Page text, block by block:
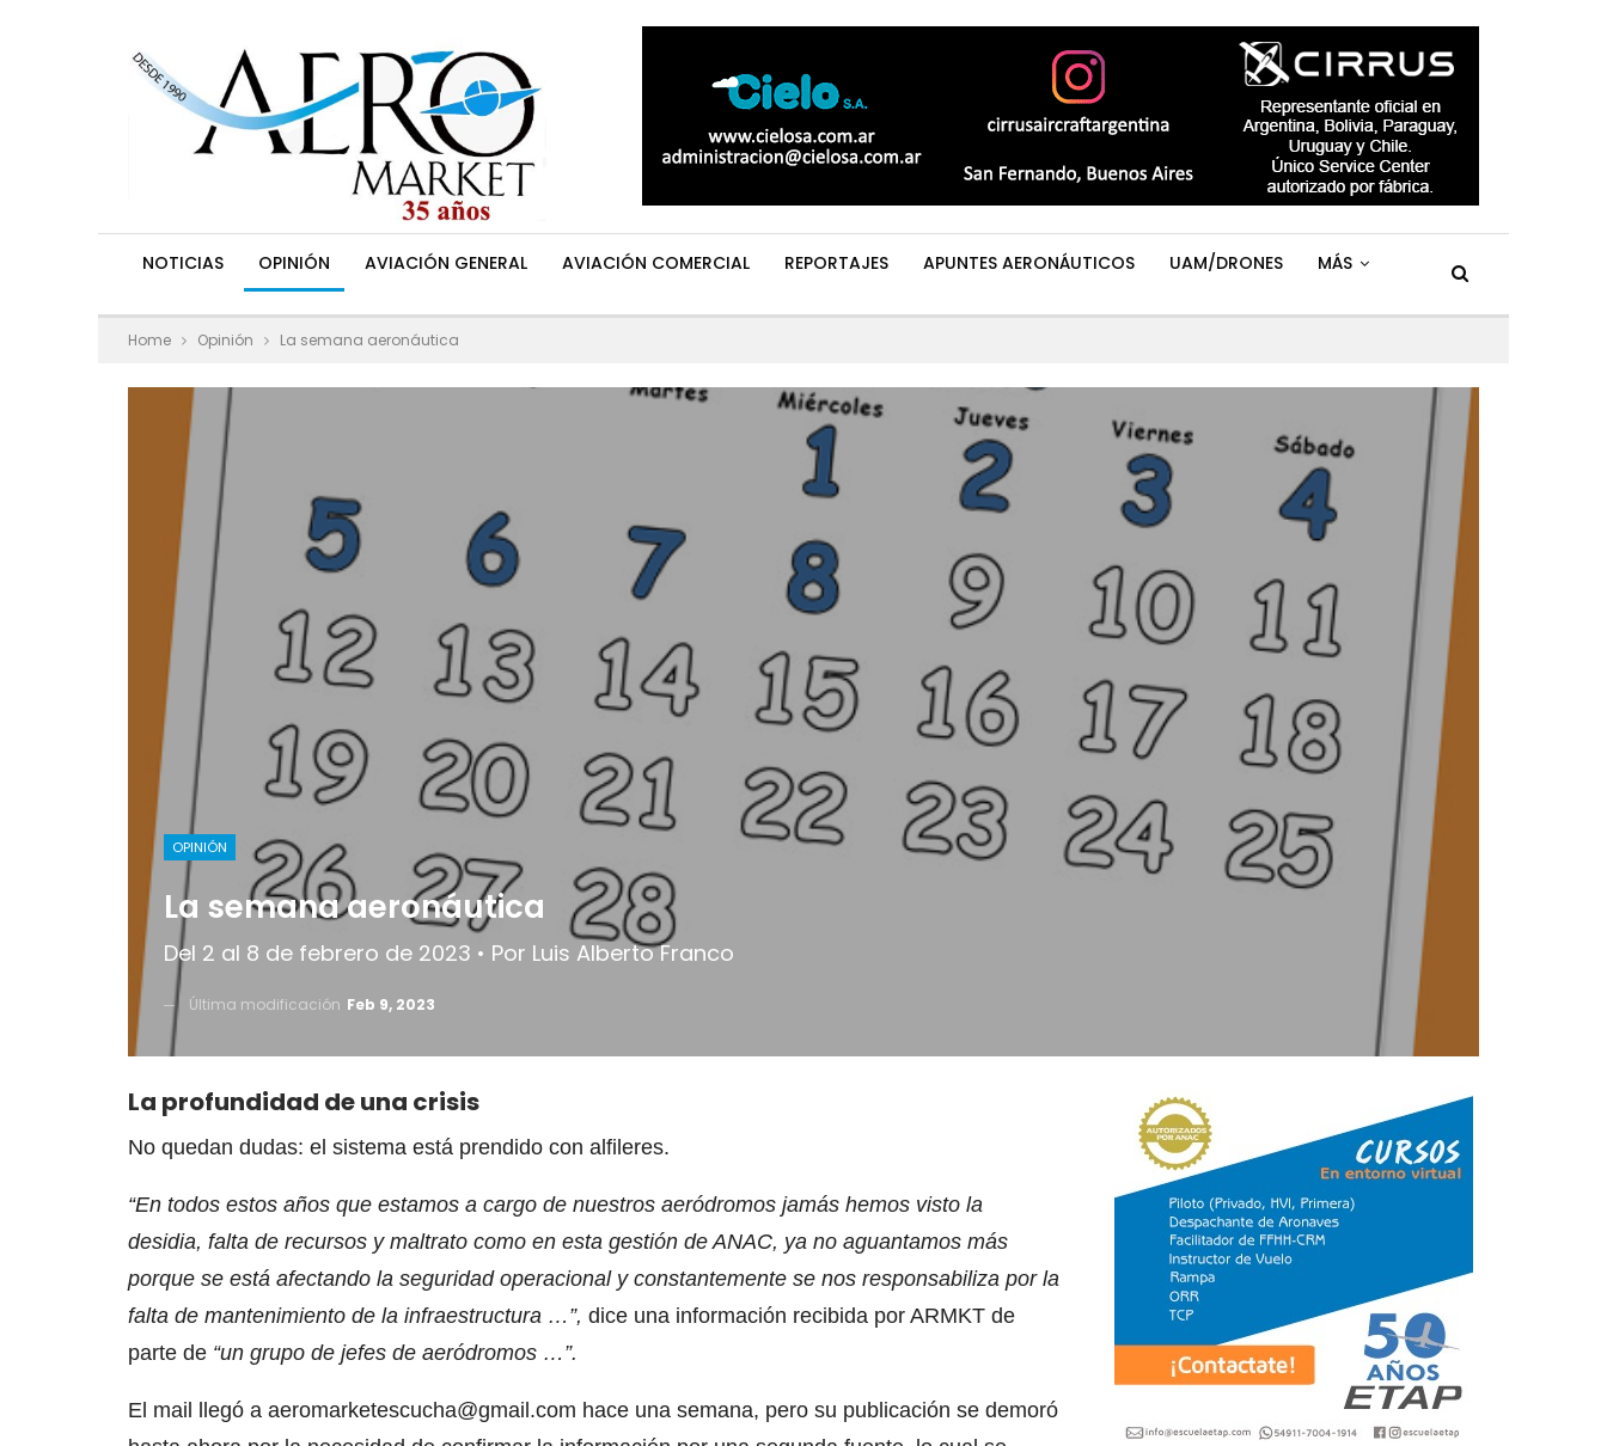
NOTICIAS OPINIÓN AVIACIÓN GENERAL AVIACIÓN COMERCIAL REPORTAJES APUNTES AERONÁUTICOS UAM/DRONES MÁS
Home Opinión La semana aeronáutica
OPINIÓN
La semana aeronáutica
Del 2 al 8 de febrero de 2023 • Por Luis Alberto Franco
Última modificación Feb 9, 2023
La profundidad de una crisis
No quedan dudas: el sistema está prendido con alfileres.
“En todos estos años que estamos a cargo de nuestros aeródromos jamás hemos visto la
desidia, falta de recursos y maltrato como en esta gestión de ANAC, ya no aguantamos más
porque se está afectando la seguridad operacional y constantemente se nos responsabiliza por la
falta de mantenimiento de la infraestructura …”, dice una información recibida por ARMKT de
parte de “un grupo de jefes de aeródromos …”.
El mail llegó a aeromarketescucha@gmail.com hace una semana, pero su publicación se demoró